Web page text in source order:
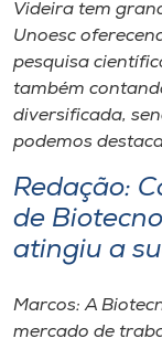
Videira tem
Unoesc
pesquisa
também
diversificada,
podemos
Redação:
de
atingiu a
Marcos: A
mercado de